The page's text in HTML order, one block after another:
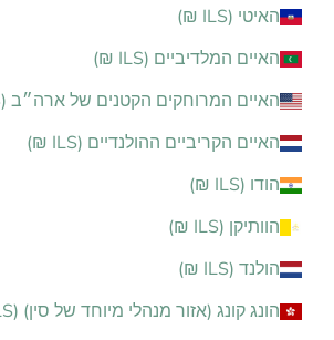
האיטי (ILS ₪)
האיים המלדיביים (ILS ₪)
האיים המרוחקים הקטנים של ארה״ב (ILS ₪)
האיים הקריביים ההולנדיים (ILS ₪)
הודו (ILS ₪)
הוותיקן (ILS ₪)
הולנד (ILS ₪)
הונג קונג (אזור מנהלי מיוחד של סין) (ILS ₪)